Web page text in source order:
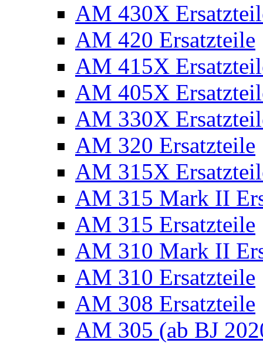
AM 430X
AM 420 Ersatzteile
AM 415X
AM 405X
AM 330X
AM 320 Ersatzteile
AM 315X
AM 315 Mark II
AM 315 Ersatzteile
AM 310 Mark II
AM 310 Ersatzteile
AM 308 Ersatzteile
AM 305 (ab BJ